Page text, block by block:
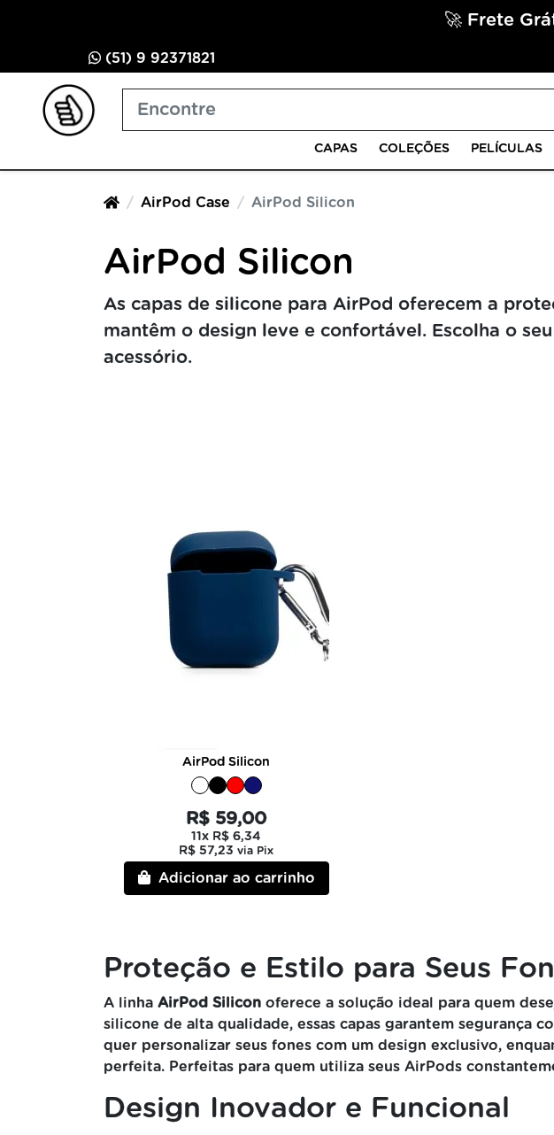
🚀 Frete
(51) 9 92371821
CAPAS COLEÇÕES PELÍCULAS
AirPod Case AirPod Silicon
AirPod Silicon
As capas de silicone para AirPod oferecem a
mantêm o design leve e confortável. Escolha o
acessório.
AirPod Silicon
R$ 59,00
11x R$ 6,34
R$ 57,23via Pix
Adicionar ao carrinho
Proteção e Estilo para Seus
A linha AirPod Silicon oferece a solução ideal para quem
silicone de alta qualidade, essas capas garantem segurança
quer personalizar seus fones com um design exclusivo,
perfeita. Perfeitas para quem utiliza seus AirPods
Design Inovador e Funcional